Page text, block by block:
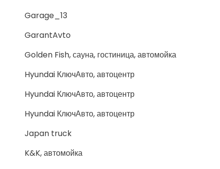
Garage_13
GarantAvto
Golden Fish, сауна, гостиница, автомойка
Hyundai КлючАвто, автоцентр
Hyundai КлючАвто, автоцентр
Hyundai КлючАвто, автоцентр
Japan truck
K&K, автомойка